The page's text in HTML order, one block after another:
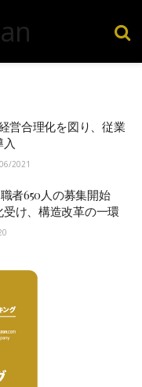
営合理化を図り、従業
入
2021
者650人の募集開始
け、構造改革の一環